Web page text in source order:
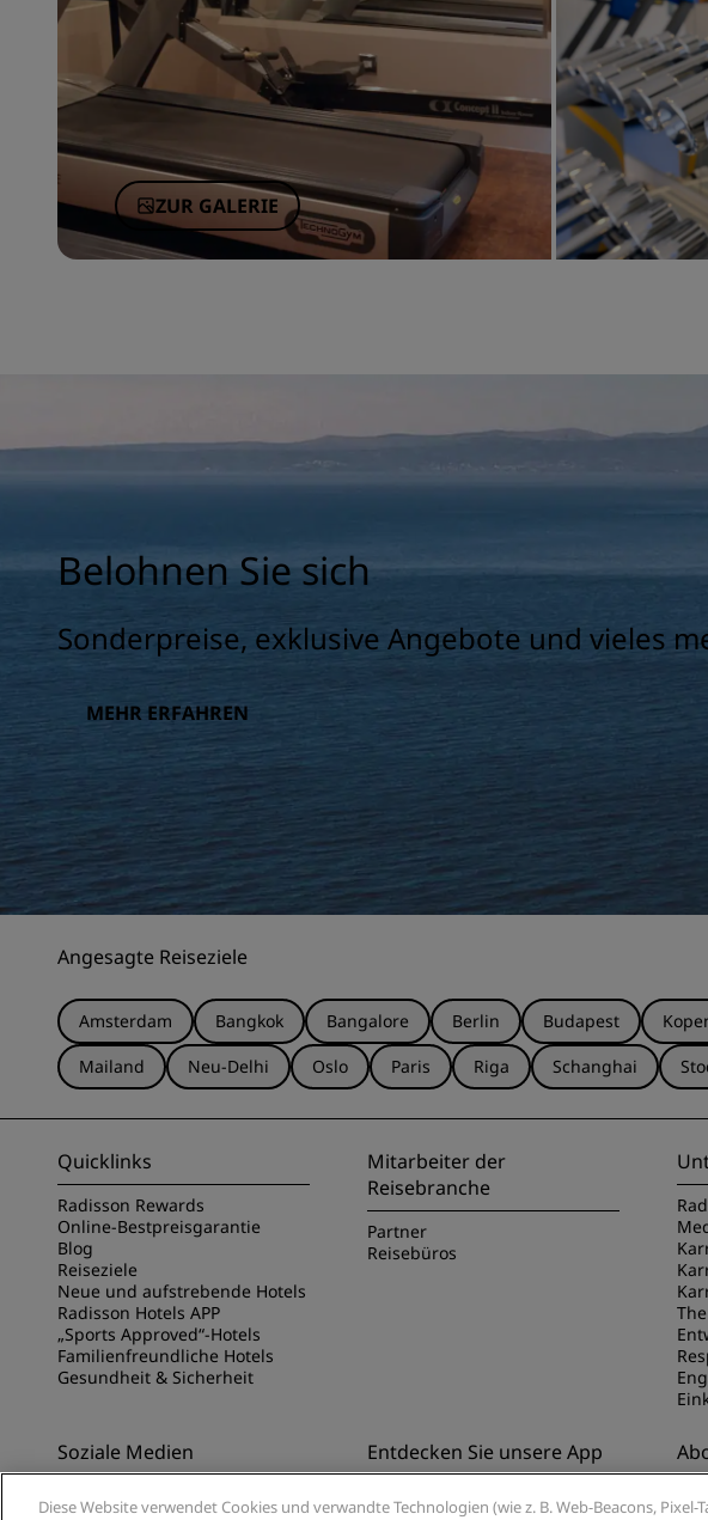
ZUR GALERIE
Belohnen Sie sich
Sonderpreise, exklusive Angebote und vieles
MEHR ERFAHREN
Angesagte Reiseziele
Amsterdam Bangkok Bangalore Berlin Budapest
Mailand
Neu-Delhi Oslo Paris Riga Schanghai
Quicklinks
Radisson Rewards
Online-Bestpreisgarantie
Blog
Reiseziele
Neue und aufstrebende Hotels
Radisson Hotels APP
„Sports Approved“-Hotels
Familienfreundliche Hotels
Gesundheit & Sicherheit
Mitarbeiter der
Reisebranche
Partner
Reisebüros
Soziale Medien
Marken von Radisson Hotels
Entdecken Sie unsere App
Entdecken Sie die Radisson Hotels
Diese Website verwendet Cookies und verwandte Technologien (wie z. B. Web-Beacons, Pixel-